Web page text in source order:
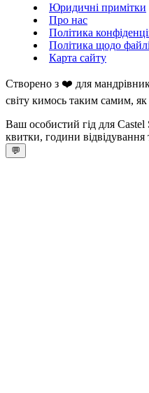
Юридичні примітки
Про нас
Політика
Політика щодо
Карта сайту
Створено з ❤️ для
світу кимось таким самим,
Ваш особистий гід для
квитки, години відвідування
💬